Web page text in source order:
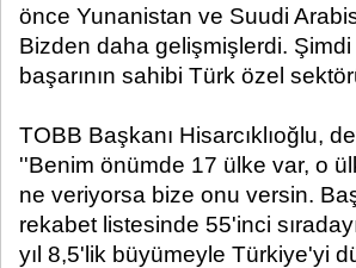
önce Yunanistan ve Suudi
Bizden daha gelişmişlerdi.
başarının sahibi Türk özel
TOBB Başkanı Hisarcıklıoğlu,
''Benim önümde 17 ülke var, o
ne veriyorsa bize onu versin.
rekabet listesinde 55'inci
yıl 8,5'lik büyümeyle Türkiye'yi